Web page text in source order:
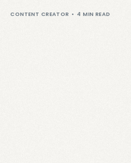
CONTENT CREATOR 4 MIN READ